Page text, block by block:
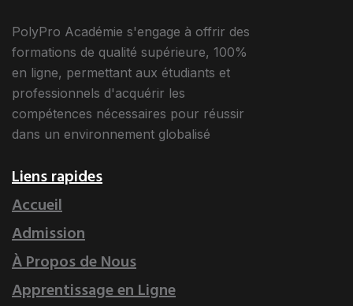
PolyPro Académie s'engage à offrir des
formations de qualité supérieure, 100%
en ligne, permettant aux étudiants et
professionnels d'acquérir les
compétences nécessaires pour réussir
dans un environnement globalisé
Liens rapides
Accueil
Admission
À Propos de Nous
Apprentissage en Ligne